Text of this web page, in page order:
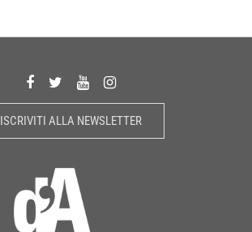
ISCRIVITI ALLA NEWSLETTER